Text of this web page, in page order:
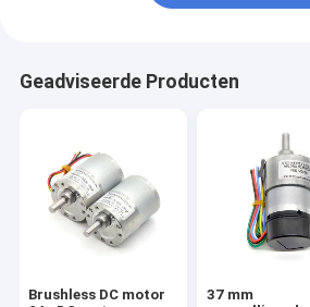
Geadviseerde Producten
Brushless DC motor
37 mm